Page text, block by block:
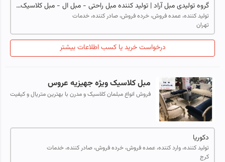
گروه تولیدی مبل آراد | تولید کننده مبل راحتی - مبل ال - مبل کلاسیک - مبل استیل |
تولید کننده، عمده فروش، خرده فروش، صادر کننده، خدمات
تهران
درخواست خرید یا کسب اطلاعات بیشتر
مبل کلاسیک ویژه جهیزیه عروس
فروش انواع مبلمان کلاسیک و مدرن با بهترین متریال و کیفیت
دکوریا
تولید کننده، وارد کننده، عمده فروش، خرده فروش، صادر کننده، خدمات
کرج